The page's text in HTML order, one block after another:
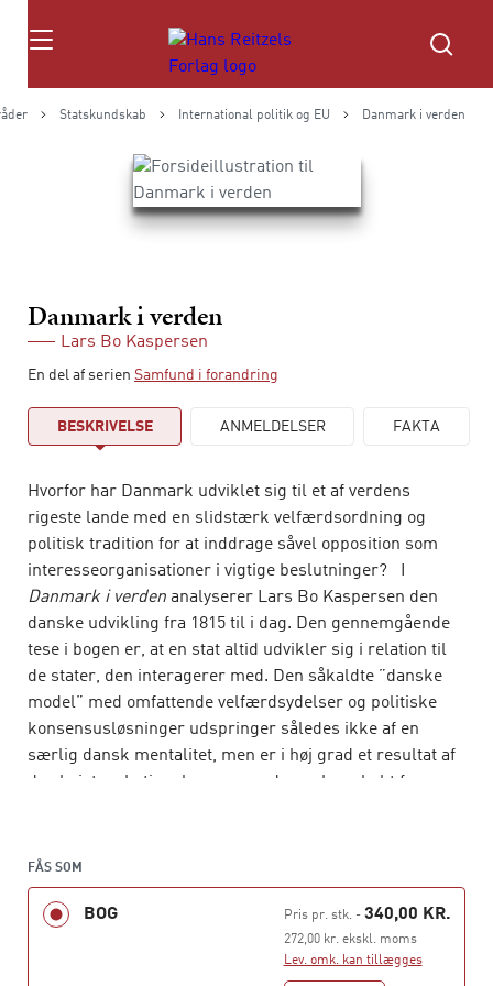
Søg
Statskundskab International politik og EU Danmark i verden
Danmark i verden
Lars Bo Kaspersen
En del af serien Samfund i forandring
BESKRIVELSE ANMELDELSER FAKTA
Hvorfor har Danmark udviklet sig til et af verdens
rigeste lande med en slidstærk velfærdsordning og
politisk tradition for at inddrage såvel opposition som
interesseorganisationer i vigtige beslutninger? I
Danmark i verden analyserer Lars Bo Kaspersen den
danske udvikling fra 1815 til i dag. Den gennemgående
tese i bogen er, at en stat altid udvikler sig i relation til
de stater, den interagerer med. Den såkaldte ”danske
model” med omfattende velfærdsydelser og politiske
konsensusløsninger udspringer således ikke af en
særlig dansk mentalitet, men er i høj grad et resultat af
de eksistensbetingelser, omverdenen har skabt for
der fokus på en række hændelser, der har rystet
Danmark og givet anledning til grundlæggende
forandringer: Krisen i 1864, hvor den danske stat stod i
fare for at blive opløst. De to verdenskrige og Den kolde
krig, hvor Danmark som småstat var tvunget til at
FÅS SOM
BOG Pris pr. stk.- 340,00 KR.
272,00 kr. ekskl. moms
Lev. omk. kan tillægges